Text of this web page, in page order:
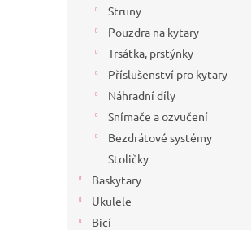
Struny
Pouzdra na kytary
Trsátka, prstýnky
Příslušenství pro kytary
Náhradní díly
Snímače a ozvučení
Bezdrátové systémy
Stoličky
Baskytary
Ukulele
Bicí